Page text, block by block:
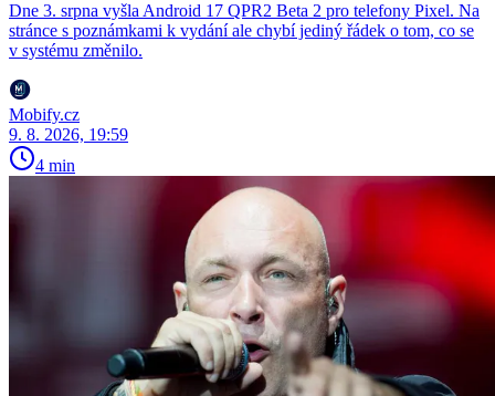
Dne 3. srpna vyšla Android 17 QPR2 Beta 2 pro telefony Pixel. Na
stránce s poznámkami k vydání ale chybí jediný řádek o tom, co se
v systému změnilo.
Mobify.cz
9. 8. 2026, 19:59
4 min